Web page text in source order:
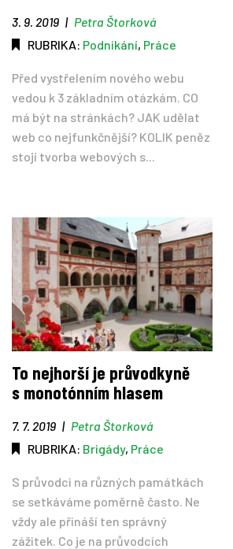
3. 9. 2019 | Petra Štorková
RUBRIKA: Podnikání, Práce
Před vystřelením nového webu
vedou k 3 základním otázkám. CO
má být na stránkách? JAK udělat
web co nejfunkčnější? KOLIK peněz
stojí tvorba webových s...
To nejhorší je průvodkyně
s monotónním hlasem
7. 7. 2019 | Petra Štorková
RUBRIKA: Brigády, Práce
S průvodci na různých památkách
se setkáváme poměrně často. Ne
vždy ale přináší ten správný
zážitek. Co je na průvodcích